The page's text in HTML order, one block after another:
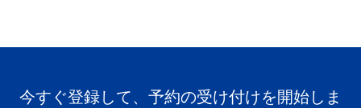
今すぐ登録して、予約の受け付けを開始しま